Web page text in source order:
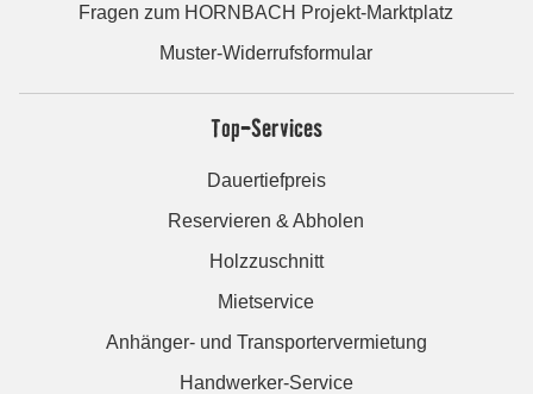
Fragen zum HORNBACH Projekt-Marktplatz
Muster-Widerrufsformular
Top-Services
Dauertiefpreis
Reservieren & Abholen
Holzzuschnitt
Mietservice
Anhänger- und Transportervermietung
Handwerker-Service